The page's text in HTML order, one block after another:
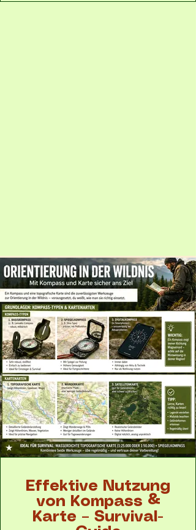
Effektive Nutzung
von Kompass &
Karte – Survival-